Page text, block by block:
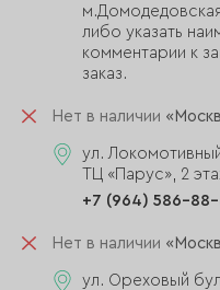
либо указать
комментарии к
заказ.
Нет в наличии
ул.
ТЦ «Парус», 2
+7 (964) 586-
Нет в наличии
ул. Ореховый